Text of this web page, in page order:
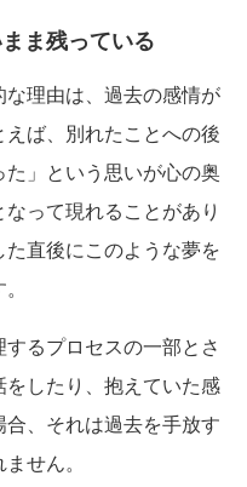
ま残っている
理由は、過去の感情が
ば、別れたことへの後
」という思いが心の奥
って現れることがあり
直後にこのような夢を
るプロセスの一部とさ
したり、抱えていた感
、それは過去を手放す
せん。